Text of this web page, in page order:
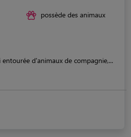
possède des animaux
d'animaux de compagnie,...